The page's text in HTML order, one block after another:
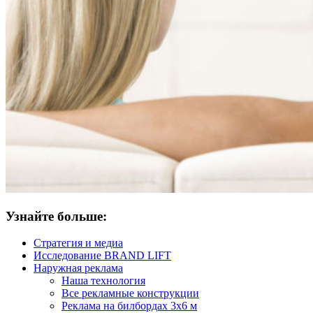
Узнайте больше:
Стратегия и медиа
Исследование BRAND LIFT
Наружная реклама
Наша технология
Все рекламные конструкции
Реклама на билбордах 3х6 м